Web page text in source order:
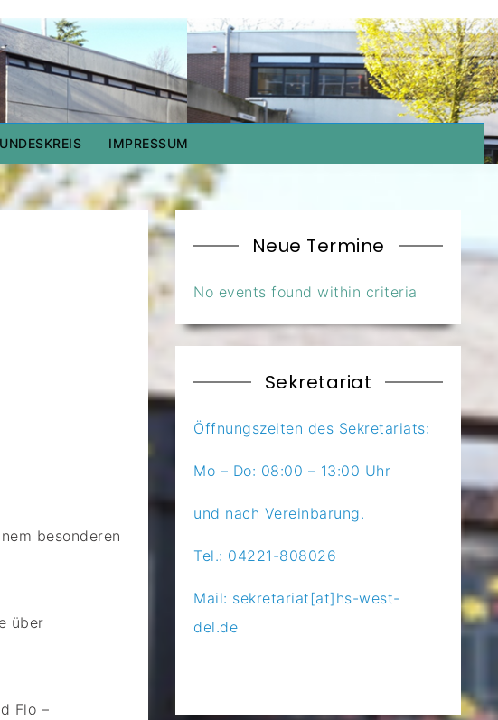
IMPRESSUM
besonderen
über
Flo –
Neue Termine
No events found within criteria
Sekretariat
Öffnungszeiten des Sekretariats:
Mo – Do: 08:00 – 13:00 Uhr
und nach Vereinbarung.
Tel.: 04221-808026
Mail: sekretariat[at]hs-west-
del.de